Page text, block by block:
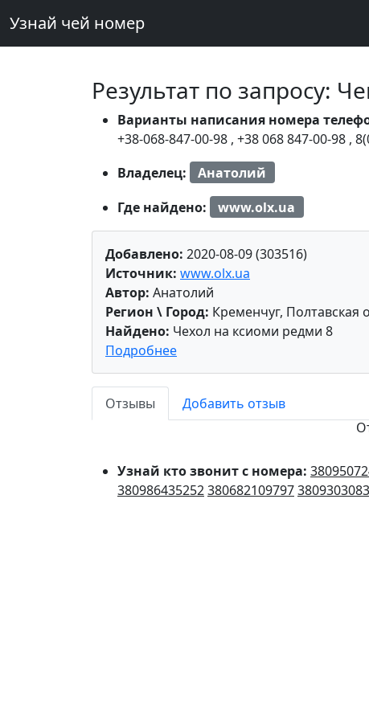
Узнай чей номер
Результат по запросу:
Варианты написания номера
+38-068-847-00-98 , +38 068 847-00-98 ,
Владелец:
Анатолий
Где найдено:
www.olx.ua
Добавлено: 2020-08-09 (303516)
Источник: www.olx.ua
Автор: Анатолий
Регион \ Город: Кременчуг, Полтавская
Найдено: Чехол на ксиоми редми 8
Подробнее
Отзывы
Добавить отзыв
Узнай кто звонит с номера:
380986435252380682109797